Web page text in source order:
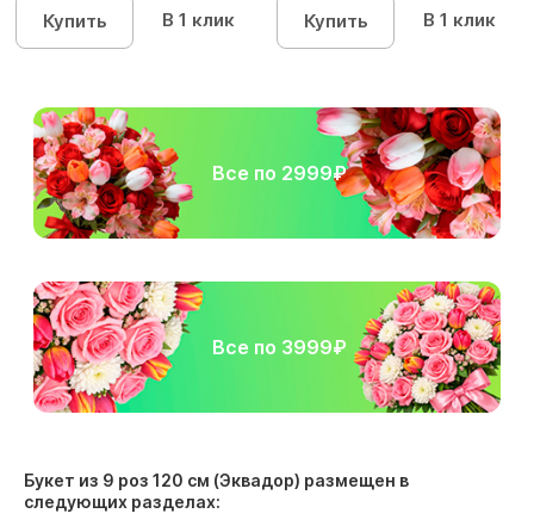
Купить В 1 клик Купить В 1 клик
Все по 2999₽
Все по 3999₽
Букет из 9 роз 120 см (Эквадор) размещен в
следующих разделах: